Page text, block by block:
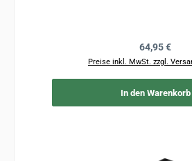
Regulärer
64,95 €
Preise inkl. MwSt. zzgl.
In den Warenkorb